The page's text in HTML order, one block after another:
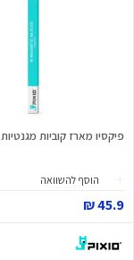
פיקסיו מארז קוביות מגנטיות 16 יח...
הוסף להשוואה
45.9 ₪